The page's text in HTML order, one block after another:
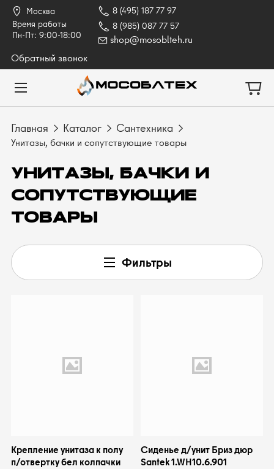
Москва
8 (495) 187 77 97
8 (985) 087 77 57
shop@mosoblteh.ru
Время работы
Пн-Пт: 9:00-18:00
Обратный звонок
Главная Каталог Сантехника
Унитазы, бачки и сопутствующие товары
УНИТАЗЫ, БАЧКИ И
СОПУТСТВУЮЩИЕ
ТОВАРЫ
Фильтры
Крепление унитаза к полу
п/отвертку бел колпачки
Сиденье д/унит Бриз дюр
Santek 1.WH10.6.901